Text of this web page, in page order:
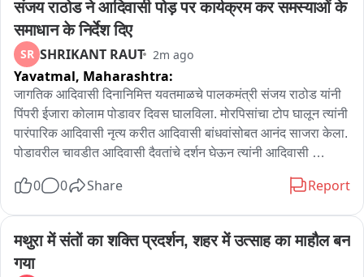
तीर्थस्थल है। सावन के दौरान यहां बड़ी संख्या में श्रद्धालु पहुंचते हैं। ऐसे में
गोल्याणा से लोहार्गल धाम तक सड़क के चौड़ाईकरण, सुदृढ़ीकरण और पैदल
पथ निर्माण को श्रद्धालुओं की सुविधा की दृष्टि से महत्वपूर्ण माना जा रहा है।
ग्रामीणों ने उम्मीद जताई कि इन विकास कार्यों से लोहार्गल धाम की
व्यवस्थाओं और धार्मिक पर्यटन को और बढ़ावा मिलेगा।
संजय राठोड ने आदिवासी पोड़ पर कार्यक्रम कर समस्याओं के
समाधान के निर्देश दिए
SR SHRIKANT RAUT 2m ago
Yavatmal, Maharashtra:
जागतिक आदिवासी दिनानिमित्त यवतमाळचे पालकमंत्री संजय राठोड यांनी
पिंपरी ईजारा कोलाम पोडावर दिवस घालविला. मोरपिसांचा टोप घालून त्यांनी
पारंपारिक आदिवासी नृत्य करीत आदिवासी बांधवांसोबत आनंद साजरा केला.
पोडावरील चावडीत आदिवासी दैवतांचे दर्शन घेऊन त्यांनी आदिवासी
बांधवांच्या समस्या ऐकून त्याचे तातडीने निराकरण करण्याच्या सूचना
संच वितरित केले. आदिवासी बांधवांसोबत चहापान आणि भोजन देखील केले.
आदिवासी पोडावरील समस्या सोडविण्यासाठी विशेष स्वीय सहायकाची
नियुक्ती केली असल्याचे पालकमंत्र्यांनी सांगितलं. पर्यावरण आणि निसर्गाला
0 0 Share Report
मथुरा में संतों का शक्ति प्रदर्शन, शहर में उत्साह का माहौल बन
गया